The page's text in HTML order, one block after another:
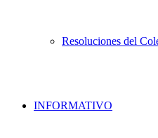
Resoluciones del
INFORMATIVO